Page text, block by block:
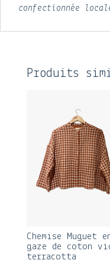
confectionnée
Produits
Chemise Muguet
gaze de coton
terracotta